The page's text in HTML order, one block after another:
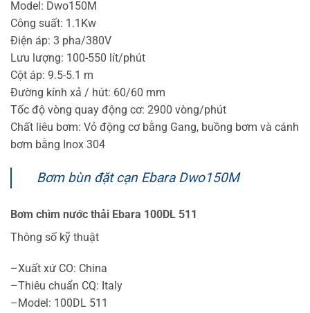
Model: Dwo150M
Công suất: 1.1Kw
Điện áp: 3 pha/380V
Lưu lượng: 100-550 lít/phút
Cột áp: 9.5-5.1 m
Đường kính xả / hút: 60/60 mm
Tốc độ vòng quay động cơ: 2900 vòng/phút
Chất liêu bơm: Vỏ động cơ bằng Gang, buồng bơm và cánh
bơm bằng Inox 304
Bơm bùn đặt cạn Ebara Dwo150M
Bơm chìm nước thải Ebara 100DL 511
Thông số kỹ thuật
–Xuất xứ CO: China
–Thiêu chuẩn CQ: Italy
–Model: 100DL 511